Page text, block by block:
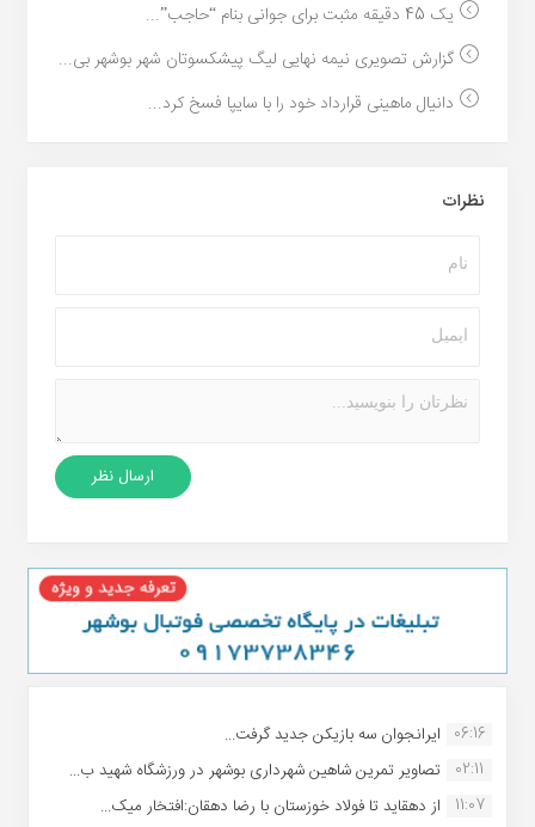
یک 45 دقیقه مثبت برای جوانی بنام “حاجب”...
گزارش تصویری نیمه نهایی لیگ پیشکسوتان شهر بوشهر بی...
دانیال ماهینی قرارداد خود را با سایپا فسخ کرد...
نظرات
06:16 ایرانجوان سه بازیکن جدید گرفت...
02:11
تصاویر تمرین شاهین شهردارى بوشهر در ورزشگاه شهید ب...
11:07
از دهقاید تا فولاد خوزستان با رضا دهقان:افتخار میک...